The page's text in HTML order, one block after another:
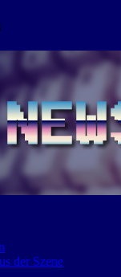
der Szene